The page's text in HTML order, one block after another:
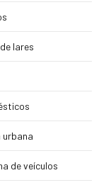
lares
de veículos